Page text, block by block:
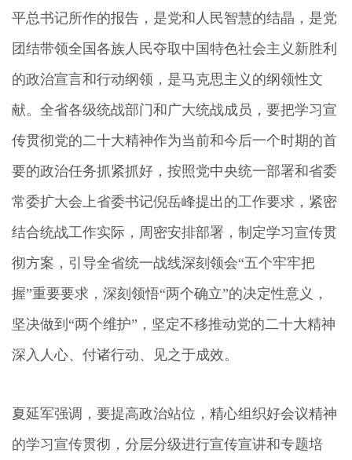
平总书记所作的报告，是党和人民智慧的结晶，是党
团结带领全国各族人民夺取中国特色社会主义新胜利
的政治宣言和行动纲领，是马克思主义的纲领性文
献。全省各级统战部门和广大统战成员，要把学习宣
传贯彻党的二十大精神作为当前和今后一个时期的首
要的政治任务抓紧抓好，按照党中央统一部署和省委
常委扩大会上省委书记倪岳峰提出的工作要求，紧密
结合统战工作实际，周密安排部署，制定学习宣传贯
彻方案，引导全省统一战线深刻领会“五个牢牢把
握”重要要求，深刻领悟“两个确立”的决定性意义，
坚决做到“两个维护”，坚定不移推动党的二十大精神
深入人心、付诸行动、见之于成效。
夏延军强调，要提高政治站位，精心组织好会议精神
的学习宣传贯彻，分层分级进行宣传宣讲和专题培